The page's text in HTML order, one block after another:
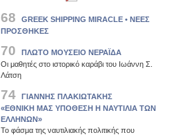
68
GREEK SHIPPING MIRACLΕ • ΝΕΕΣ
ΠΡΟΣΘΗΚΕΣ
70
ΠΛΩΤΟ ΜΟΥΣΕΙΟ ΝΕΡΑΪΔΑ
Οι μαθητές στο ιστορικό καράβι του Ιωάννη Σ.
Λάτση
74
ΓΙΑΝΝΗΣ ΠΛΑΚΙΩΤΑΚΗΣ
«ΕΘΝΙΚΗ ΜΑΣ ΥΠΟΘΕΣΗ Η ΝΑΥΤΙΛΙΑ ΤΩΝ
ΕΛΛΗΝΩΝ»
Το φάσμα της ναυτιλιακής πολιτικής που